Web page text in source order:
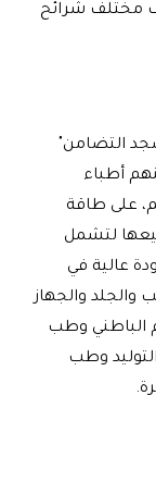
مختلف شرائح
التضامن"
إطارا من بينهم أطباء
على طاقة
لتشمل
عالية في
والجهاز
الباطني وطب
وطب
.